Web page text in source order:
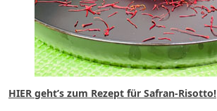
HIER geht’s zum Rezept für Safran-Risotto!